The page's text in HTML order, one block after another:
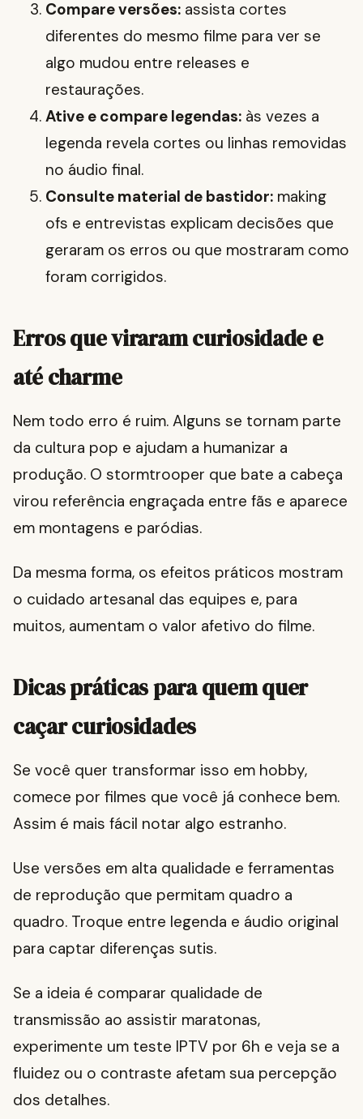
Compare versões: assista cortes
diferentes do mesmo filme para ver se
algo mudou entre releases e
restaurações.
Ative e compare legendas: às vezes a
legenda revela cortes ou linhas removidas
no áudio final.
Consulte material de bastidor: making
ofs e entrevistas explicam decisões que
geraram os erros ou que mostraram como
foram corrigidos.
Erros que viraram curiosidade e
até charme
Nem todo erro é ruim. Alguns se tornam parte
da cultura pop e ajudam a humanizar a
produção. O stormtrooper que bate a cabeça
virou referência engraçada entre fãs e aparece
em montagens e paródias.
Da mesma forma, os efeitos práticos mostram
o cuidado artesanal das equipes e, para
muitos, aumentam o valor afetivo do filme.
Dicas práticas para quem quer
caçar curiosidades
Se você quer transformar isso em hobby,
comece por filmes que você já conhece bem.
Assim é mais fácil notar algo estranho.
Use versões em alta qualidade e ferramentas
de reprodução que permitam quadro a
quadro. Troque entre legenda e áudio original
para captar diferenças sutis.
Se a ideia é comparar qualidade de
transmissão ao assistir maratonas,
experimente um teste IPTV por 6h e veja se a
fluidez ou o contraste afetam sua percepção
dos detalhes.